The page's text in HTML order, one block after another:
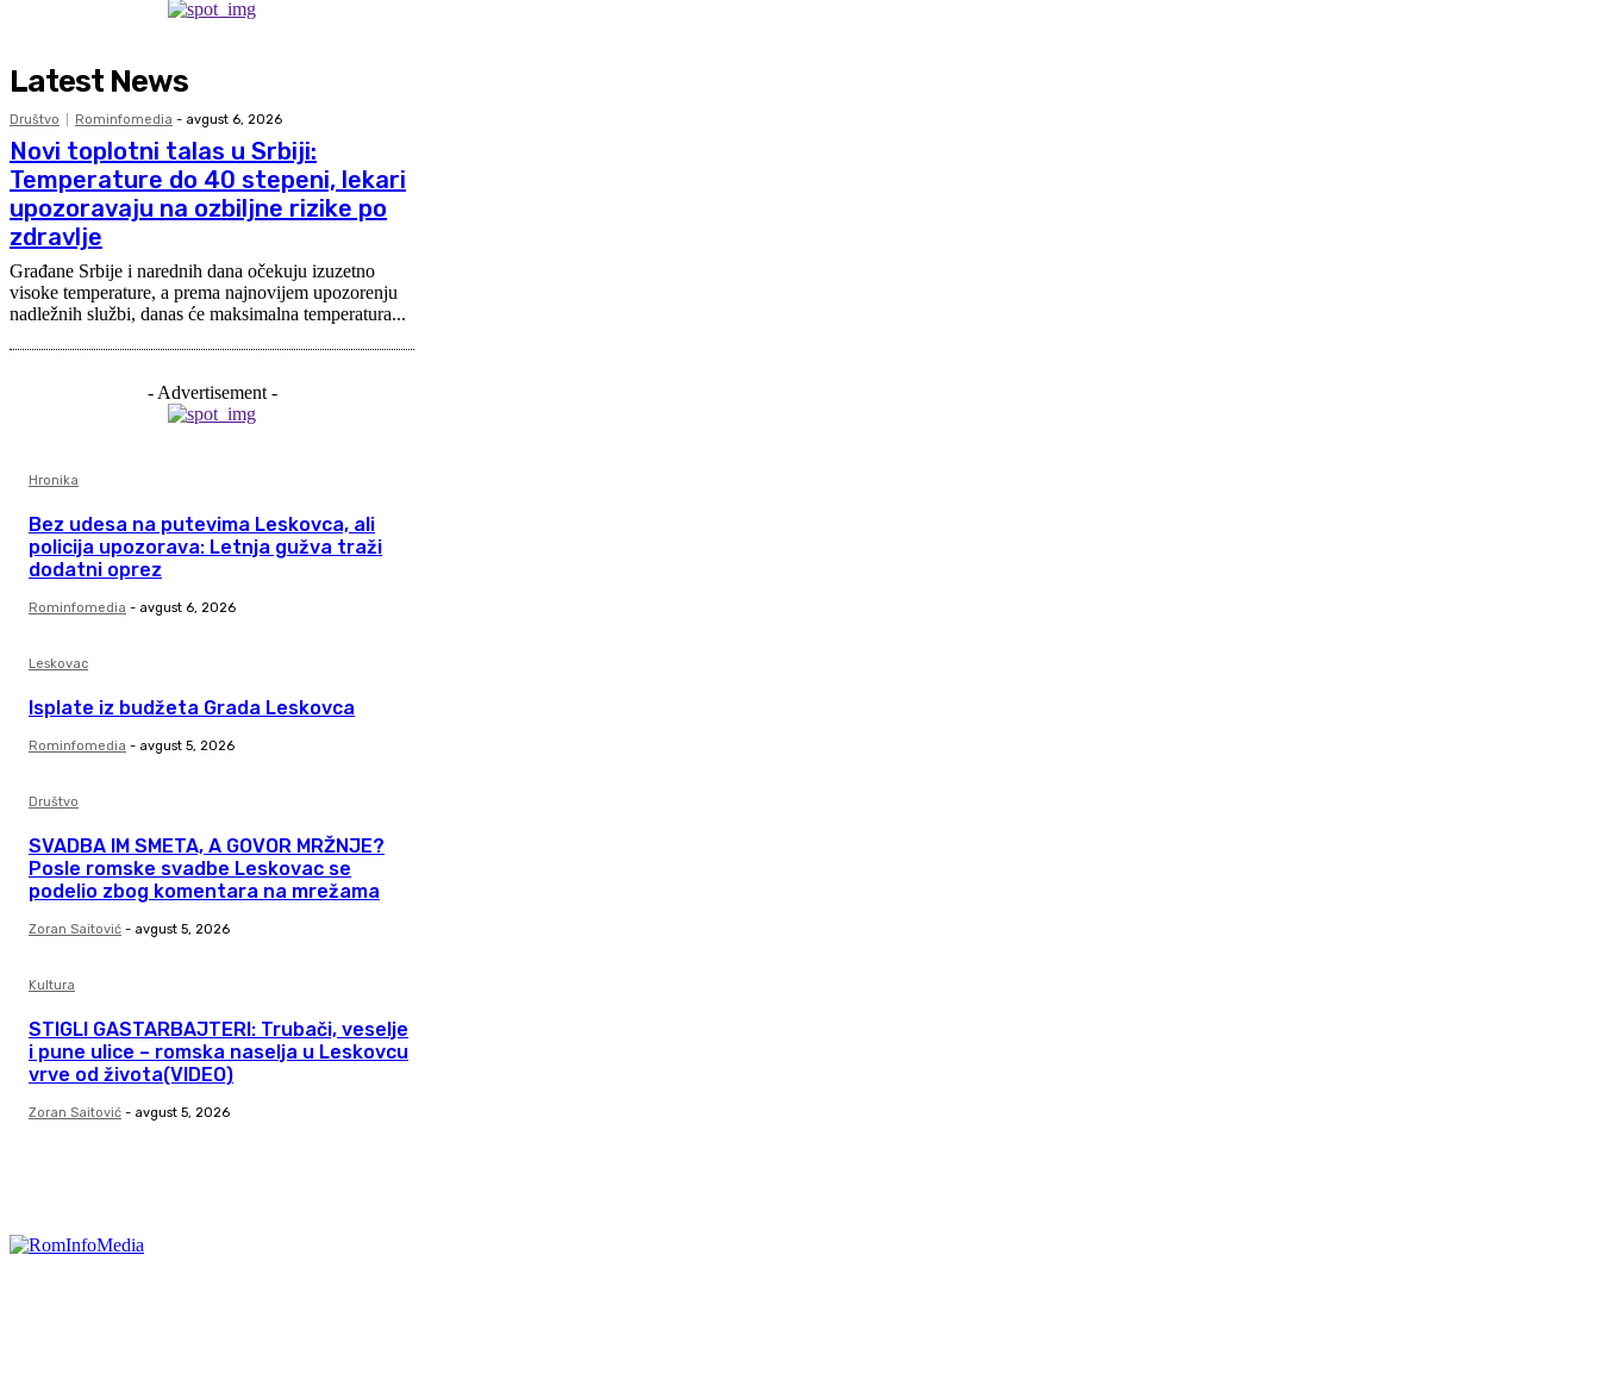
Latest News
Društvo Rominfomedia - avgust 6, 2026
Novi toplotni talas u Srbiji:
Temperature do 40 stepeni, lekari
upozoravaju na ozbiljne rizike po
zdravlje
Građane Srbije i narednih dana očekuju izuzetno
visoke temperature, a prema najnovijem upozorenju
nadležnih službi, danas će maksimalna temperatura...
- Advertisement -
Hronika
Bez udesa na putevima Leskovca, ali
policija upozorava: Letnja gužva traži
dodatni oprez
Rominfomedia - avgust 6, 2026
Leskovac
Isplate iz budžeta Grada Leskovca
Rominfomedia - avgust 5, 2026
Društvo
SVADBA IM SMETA, A GOVOR MRŽNJE?
Posle romske svadbe Leskovac se
podelio zbog komentara na mrežama
Zoran Saitović - avgust 5, 2026
Kultura
STIGLI GASTARBAJTERI: Trubači, veselje
i pune ulice – romska naselja u Leskovcu
vrve od života(VIDEO)
Zoran Saitović - avgust 5, 2026